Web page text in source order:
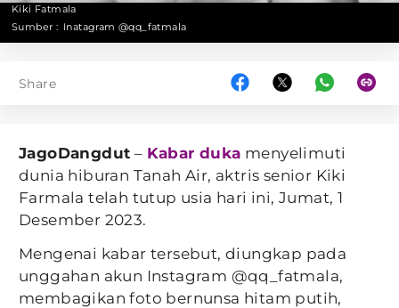
Kiki Fatmala
Sumber : Inatagram @qq_fatmala
Share
JagoDangdut – Kabar duka menyelimuti
dunia hiburan Tanah Air, aktris senior Kiki
Farmala telah tutup usia hari ini, Jumat, 1
Desember 2023.
Mengenai kabar tersebut, diungkap pada
unggahan akun Instagram @qq_fatmala,
membagikan foto bernunsa hitam putih,